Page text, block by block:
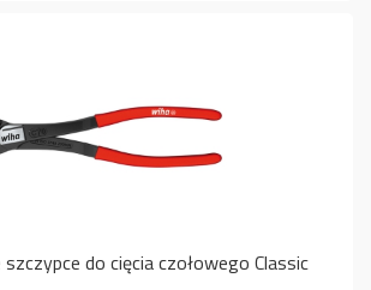
do cięcia czołowego Classic